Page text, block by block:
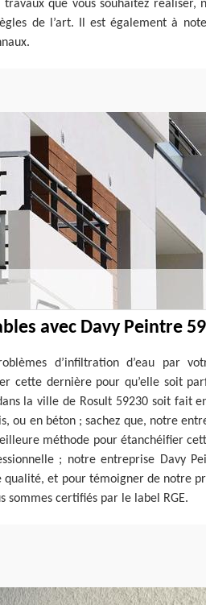
que vous souhaitez réaliser,
de l’art. Il est également à
avec Davy Peintre 59
d’infiltration d’eau par
cette dernière pour qu’elle soit
la ville de Rosult 59230 soit fait
ou en béton ; sachez que, notre
méthode pour étanchéifier
; notre entreprise Davy
qualité, et pour témoigner de notre
sommes certifiés par le label RGE.